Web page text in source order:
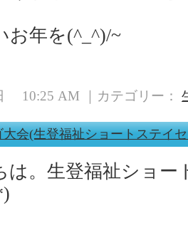
お年を(^_^)/~
10:25 AM ｜カテゴリー：
会(生登福祉ショートステイ
は。生登福祉ショ